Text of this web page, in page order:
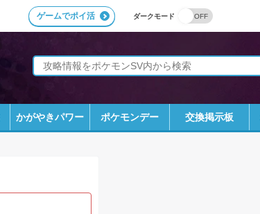
ダークモード
ゲームでポイ活
かがやきパワー ポケモンデー 交換掲示板